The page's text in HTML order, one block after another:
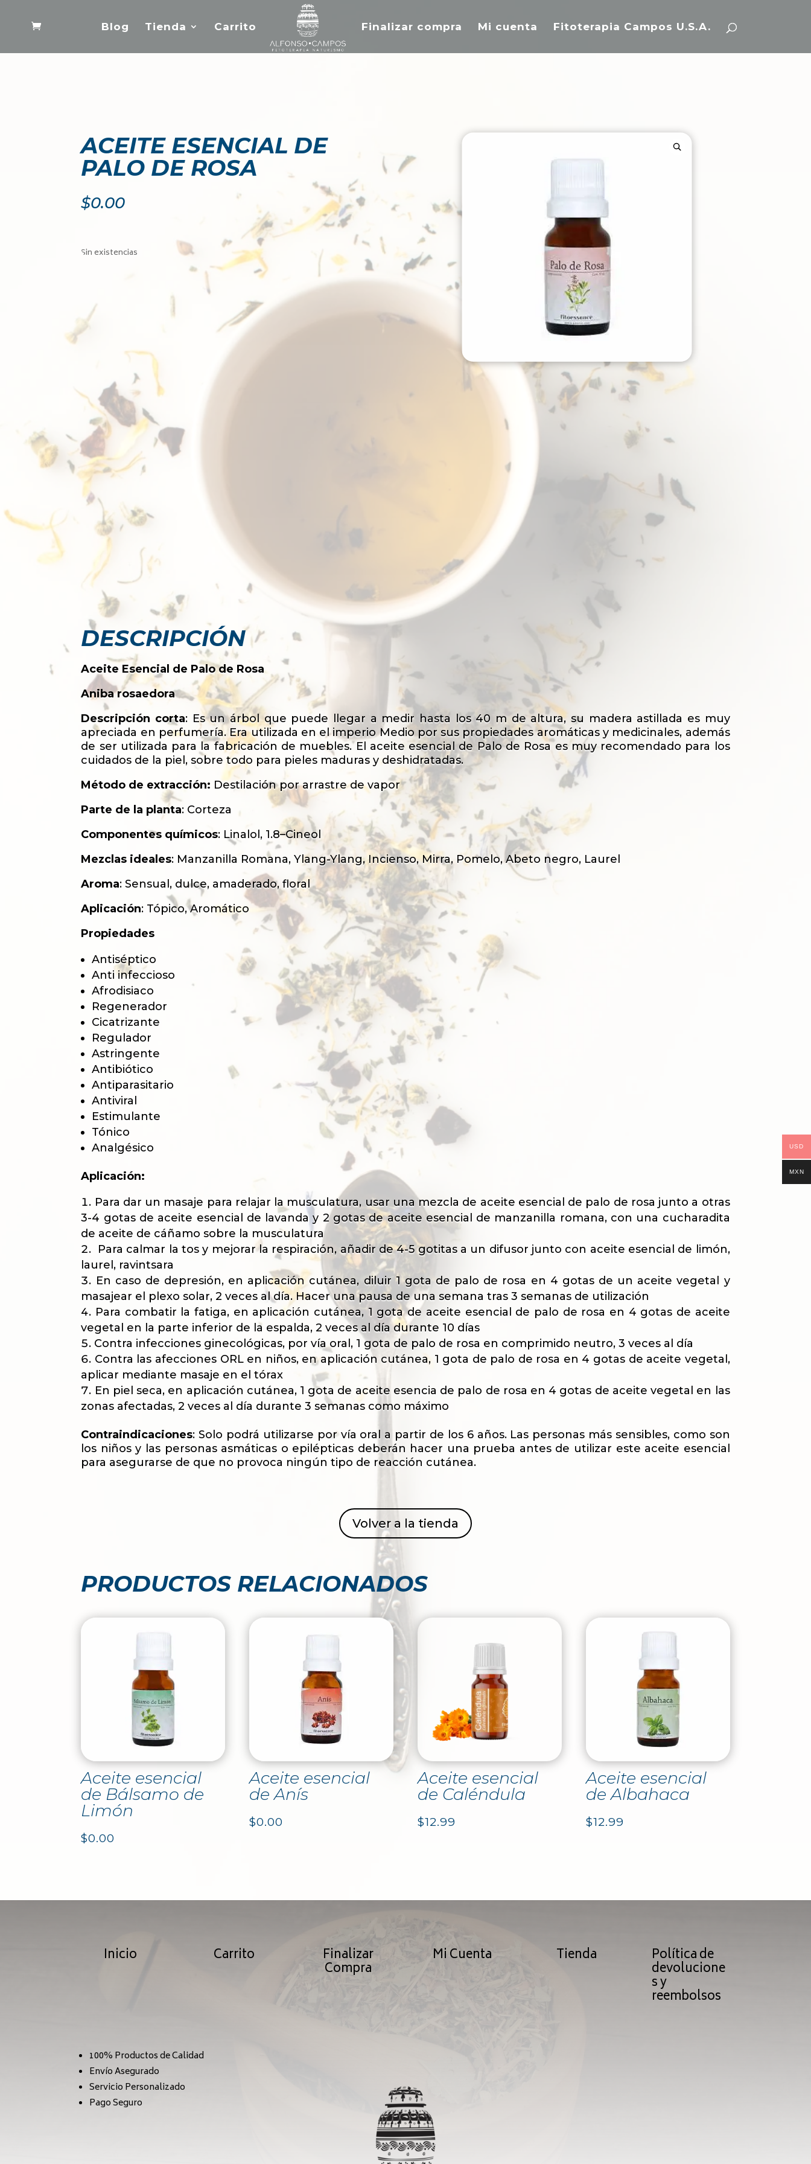
Blog Tienda Carrito Finalizar compra Mi cuenta Fitoterapia Campos U.S.A.
ACEITE ESENCIAL DE
PALO DE ROSA
$0.00
Sin existencias
DESCRIPCIÓN
Aceite Esencial de Palo de Rosa
Aniba rosaedora
Descripción corta: Es un árbol que puede llegar a medir hasta los 40 m de altura, su madera astillada es muy
apreciada en perfumería. Era utilizada en el imperio Medio por sus propiedades aromáticas y medicinales, además
de ser utilizada para la fabricación de muebles. El aceite esencial de Palo de Rosa es muy recomendado para los
cuidados de la piel, sobre todo para pieles maduras y deshidratadas.
Método de extracción: Destilación por arrastre de vapor
Parte de la planta: Corteza
Componentes químicos: Linalol, 1.8–Cineol
Mezclas ideales: Manzanilla Romana, Ylang-Ylang, Incienso, Mirra, Pomelo, Abeto negro, Laurel
Aroma: Sensual, dulce, amaderado, floral
Aplicación: Tópico, Aromático
Propiedades
Antiséptico
Anti infeccioso
Afrodisiaco
Regenerador
Cicatrizante
Regulador
Astringente
Antibiótico
Antiparasitario
Antiviral
Estimulante
Tónico
Analgésico
Aplicación:
Para dar un masaje para relajar la musculatura, usar una mezcla de aceite esencial de palo de rosa junto a otras
3-4 gotas de aceite esencial de lavanda y 2 gotas de aceite esencial de manzanilla romana, con una cucharadita
de aceite de cáñamo sobre la musculatura
Para calmar la tos y mejorar la respiración, añadir de 4-5 gotitas a un difusor junto con aceite esencial de limón,
laurel, ravintsara
En caso de depresión, en aplicación cutánea, diluir 1 gota de palo de rosa en 4 gotas de un aceite vegetal y
masajear el plexo solar, 2 veces al día. Hacer una pausa de una semana tras 3 semanas de utilización
Para combatir la fatiga, en aplicación cutánea, 1 gota de aceite esencial de palo de rosa en 4 gotas de aceite
vegetal en la parte inferior de la espalda, 2 veces al día durante 10 días
Contra infecciones ginecológicas, por vía oral, 1 gota de palo de rosa en comprimido neutro, 3 veces al día
Contra las afecciones ORL en niños, en aplicación cutánea, 1 gota de palo de rosa en 4 gotas de aceite vegetal,
aplicar mediante masaje en el tórax
En piel seca, en aplicación cutánea, 1 gota de aceite esencia de palo de rosa en 4 gotas de aceite vegetal en las
zonas afectadas, 2 veces al día durante 3 semanas como máximo
Contraindicaciones: Solo podrá utilizarse por vía oral a partir de los 6 años. Las personas más sensibles, como son
los niños y las personas asmáticas o epilépticas deberán hacer una prueba antes de utilizar este aceite esencial
para asegurarse de que no provoca ningún tipo de reacción cutánea.
Volver a la tienda
PRODUCTOS RELACIONADOS
Aceite esencial
de Bálsamo de
Limón
$0.00
Aceite esencial
de Anís
$0.00
Aceite esencial
de Caléndula
$12.99
Aceite esencial
de Albahaca
$12.99
Inicio Carrito Finalizar
Compra
Mi Cuenta Tienda Política de
devolucione
s y
reembolsos
100% Productos de Calidad
Envío Asegurado
Servicio Personalizado
Pago Seguro
USD
MXN